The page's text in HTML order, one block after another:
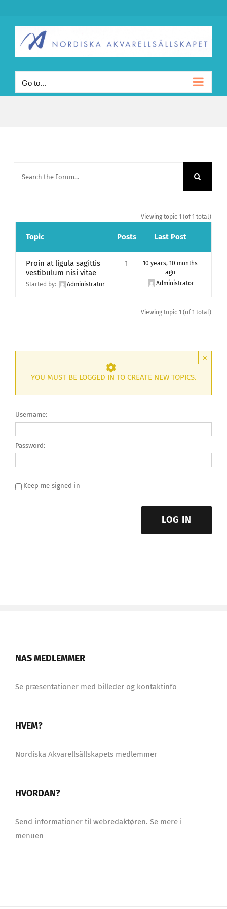
content
Go to...
Viewing topic 1 (of 1 total)
Topic Posts Last Post
Proin at ligula sagittis
vestibulum nisi vitae
Started by: Administrator
1
10 years, 10 months
ago
Administrator
Viewing topic 1 (of 1 total)
×
YOU MUST BE LOGGED IN TO CREATE NEW TOPICS.
Username:
Password:
Keep me signed in
LOG IN
NAS MEDLEMMER
Se præsentationer med billeder og kontaktinfo
HVEM?
Nordiska Akvarellsällskapets medlemmer
HVORDAN?
Send informationer til webredaktøren. Se mere i
menuen